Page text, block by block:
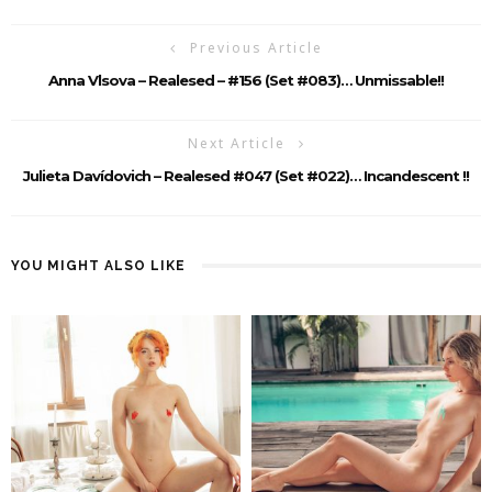
Previous Article
Anna Vlsova – Realesed – #156 (Set #083)… Unmissable!!
Next Article
Julieta Davídovich – Realesed #047 (Set #022)… Incandescent !!
YOU MIGHT ALSO LIKE